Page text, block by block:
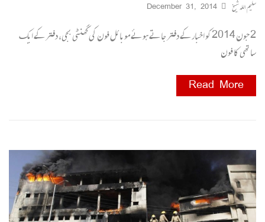
سلیم اللہ شیخ December 31, 2014
2 جون 2014 کو اخبار کے دفتر جاتے ہوئے موبائل فون کی گھنٹی بجی، دفتر کے ایک
ساتھی کا فون
Read More